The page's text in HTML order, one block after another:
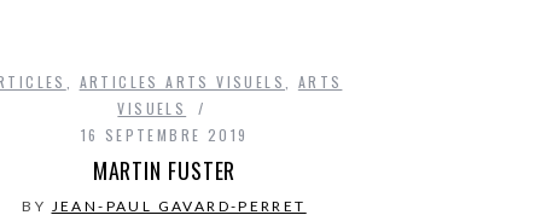
ARTICLES ARTS VISUELS
ARTS
VISUELS
16 SEPTEMBRE 2019
MARTIN FUSTER
BY JEAN-PAUL GAVARD-PERRET